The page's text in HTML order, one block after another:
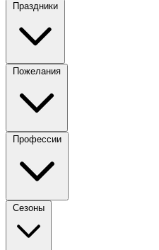
Праздники
Пожелания
Профессии
Сезоны